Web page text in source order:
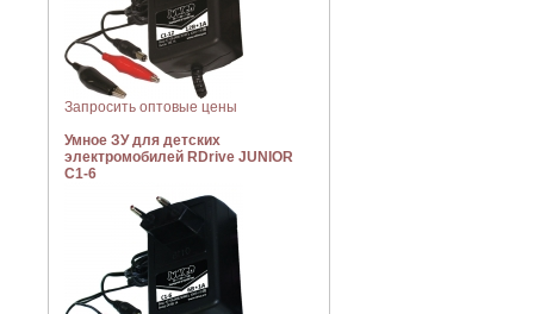
Запросить оптовые цены
Умное ЗУ для детских
электромобилей RDrive JUNIOR
C1-6